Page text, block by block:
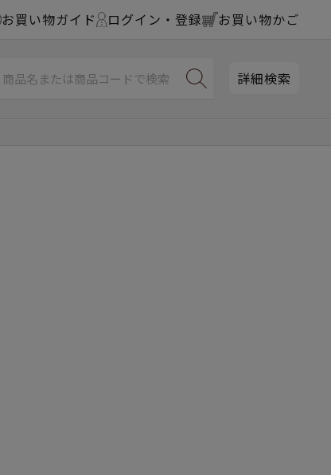
お買い物ガイド ログイン・登録 お買い物かご
詳細検索